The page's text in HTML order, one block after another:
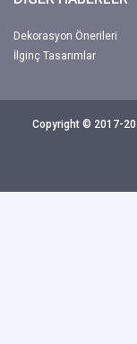
Dekorasyon Önerileri
İlginç Tasarımlar
Copyright © 2017-